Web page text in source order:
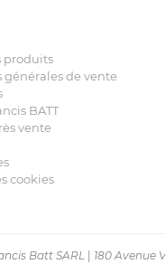
produits
générales de vente
BATT
vente
cookies
Batt SARL 180 Avenue